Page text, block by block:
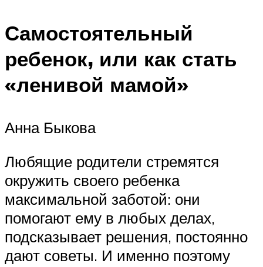
Самостоятельный
ребенок, или как стать
«ленивой мамой»
Анна Быкова
Любящие родители стремятся
окружить своего ребенка
максимальной заботой: они
помогают ему в любых делах,
подсказывает решения, постоянно
дают советы. И именно поэтому